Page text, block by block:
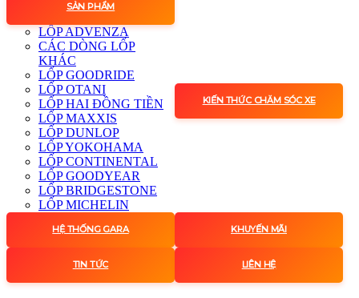
SẢN PHẨM
LỐP ADVENZA
CÁC DÒNG LỐP
KHÁC
LỐP GOODRIDE
LỐP OTANI
LỐP HAI ĐỒNG TIỀN
LỐP MAXXIS
LỐP DUNLOP
LỐP YOKOHAMA
LỐP CONTINENTAL
LỐP GOODYEAR
LỐP BRIDGESTONE
LỐP MICHELIN
KIẾN THỨC CHĂM SÓC XE
HỆ THỐNG GARA KHUYẾN MÃI
TIN TỨC LIÊN HỆ